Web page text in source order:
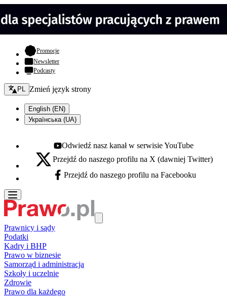
Promocje- otwiera się w nowej karcie
Newsletter
Podcasty
Zmień język - bieżący:
PL Zmień język strony
English (EN)
Українська (UA)
Youtube - otwiera się w nowej karcie
Odwiedź nasz kanał w serwisie YouTube
X - otwiera się w nowej karcie
Przejdź do naszego profilu na X (dawniej Twitter)
Facebook - otwiera się w nowej karcie
Przejdź do naszego profilu na Facebooku
Prawnicy i sądy
Podatki
Kadry i BHP
Prawo w biznesie
Samorząd i administracja
Szkoły i uczelnie
Zdrowie
Prawo dla każdego